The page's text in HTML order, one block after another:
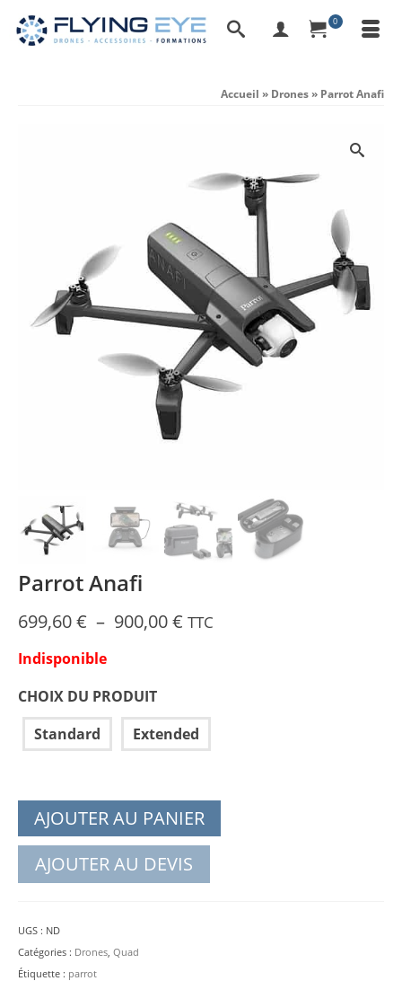
0
Accueil » Drones» Parrot Anafi
Parrot Anafi
699,60€ – 900,00€ Plage
900,00 €
TTC
Indisponible
CHOIX DU PRODUIT
Standard
Extended
AJOUTER AU PANIER
AJOUTER AU DEVIS
UGS : ND
Catégories : Drones Quad
Étiquette : parrot